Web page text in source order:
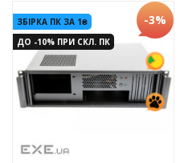
ЗБІРКА ПК ЗА 1₴
ДО -10% ПРИ СКЛ. ПК
-3%